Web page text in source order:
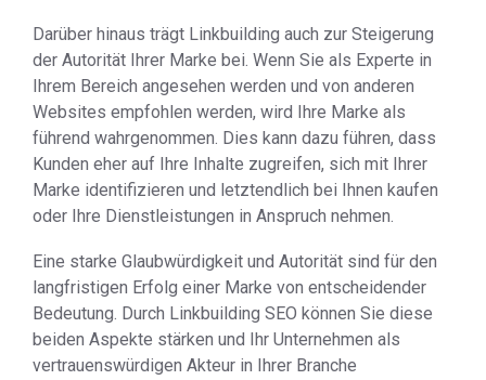
Darüber hinaus trägt Linkbuilding auch zur Steigerung
der Autorität Ihrer Marke bei. Wenn Sie als Experte in
Ihrem Bereich angesehen werden und von anderen
Websites empfohlen werden, wird Ihre Marke als
führend wahrgenommen. Dies kann dazu führen, dass
Kunden eher auf Ihre Inhalte zugreifen, sich mit Ihrer
Marke identifizieren und letztendlich bei Ihnen kaufen
oder Ihre Dienstleistungen in Anspruch nehmen.
Eine starke Glaubwürdigkeit und Autorität sind für den
langfristigen Erfolg einer Marke von entscheidender
Bedeutung. Durch Linkbuilding SEO können Sie diese
beiden Aspekte stärken und Ihr Unternehmen als
vertrauenswürdigen Akteur in Ihrer Branche